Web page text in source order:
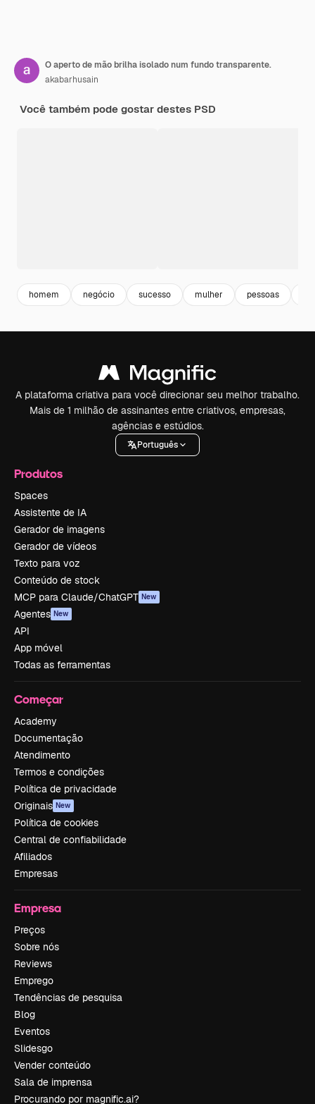
O aperto de mão brilha isolado num fundo transparente.
akabarhusain
Você também pode gostar destes PSD
homem negócio sucesso mulher pessoas
A plataforma criativa para você direcionar seu melhor trabalho.
Mais de 1 milhão de assinantes entre criativos, empresas,
agências e estúdios.
Português
Produtos
Spaces
Assistente de IA
Gerador de imagens
Gerador de vídeos
Texto para voz
Conteúdo de stock
MCP para Claude/ChatGPT New
Agentes New
API
App móvel
Todas as ferramentas
Começar
Academy
Documentação
Atendimento
Termos e condições
Política de privacidade
Originais New
Política de cookies
Central de confiabilidade
Afiliados
Empresas
Empresa
Preços
Sobre nós
Reviews
Emprego
Tendências de pesquisa
Blog
Eventos
Slidesgo
Vender conteúdo
Sala de imprensa
Procurando por magnific.ai?